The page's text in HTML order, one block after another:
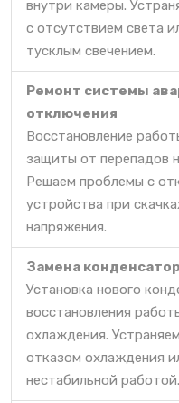
внутри камеры.
с отсутствием света
тусклым свечением.
Ремонт системы
отключения
Восстановление
защиты от перепадов
Решаем проблемы с
устройства при
напряжения.
Замена
Установка нового
восстановления
охлаждения.
отказом охлаждения
нестабильной работой.